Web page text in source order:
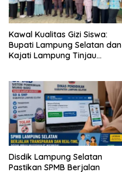
Kawal Kualitas Gizi Siswa:
Bupati Lampung Selatan dan
Kajati Lampung Tinjau
Disdik Lampung Selatan
Pastikan SPMB Berjalan